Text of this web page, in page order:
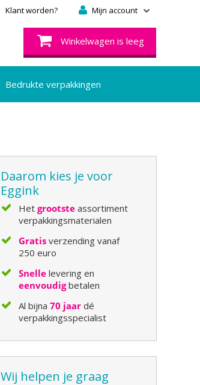
Mijn account
Klant worden?
Winkelwagen is leeg
Bedrukte verpakkingen
Daarom kies je voor
Eggink
Hetgrootste assortiment
verpakkingsmaterialen
Gratis verzending vanaf
250 euro
Snelle levering en
eenvoudigbetalen
Al bijna70 jaar dé
verpakkingsspecialist
Wij helpen je graag